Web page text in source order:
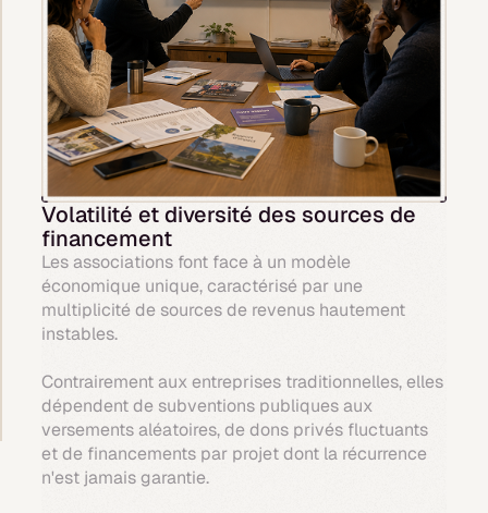
Volatilité et diversité des sources de
financement
Les associations font face à un modèle
économique unique, caractérisé par une
multiplicité de sources de revenus hautement
instables.
Contrairement aux entreprises traditionnelles, elles
dépendent de subventions publiques aux
versements aléatoires, de dons privés fluctuants
et de financements par projet dont la récurrence
n'est jamais garantie.